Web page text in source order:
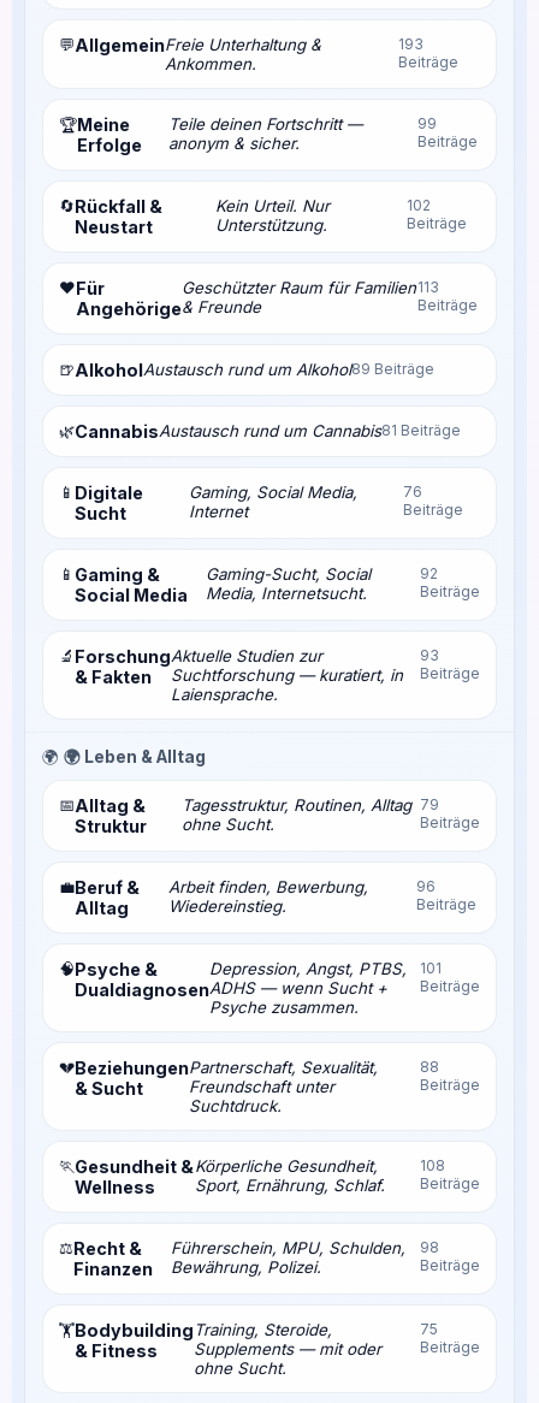
💬AllgemeinFreie Unterhaltung &
Ankommen.
193
Beiträge
🏆Meine
Erfolge
Teile deinen Fortschritt —
anonym & sicher.
99
Beiträge
🔄Rückfall &
Neustart
Kein Urteil. Nur
Unterstützung.
102
Beiträge
❤️Für
Angehörige
Geschützter Raum für Familien
& Freunde
113
Beiträge
🍺AlkoholAustausch rund um Alkohol89 Beiträge
🌿CannabisAustausch rund um Cannabis81 Beiträge
📱 Digitale
Sucht
Gaming, Social Media,
Internet
76
Beiträge
📱 Gaming &
Social Media
Gaming-Sucht, Social
Media, Internetsucht.
92
Beiträge
🔬 Forschung
& Fakten
Aktuelle Studien zur
Suchtforschung — kuratiert, in
Laiensprache.
93
Beiträge
🌍 🌍 Leben & Alltag
📅Alltag &
Struktur
Tagesstruktur, Routinen, Alltag
ohne Sucht.
79
Beiträge
💼Beruf &
Alltag
Arbeit finden, Bewerbung,
Wiedereinstieg.
96
Beiträge
🧠Psyche &
Dualdiagnosen
Depression, Angst, PTBS,
ADHS — wenn Sucht +
Psyche zusammen.
101
Beiträge
💔Beziehungen
& Sucht
Partnerschaft, Sexualität,
Freundschaft unter
Suchtdruck.
88
Beiträge
🏃Gesundheit &
Wellness
Körperliche Gesundheit,
Sport, Ernährung, Schlaf.
108
Beiträge
⚖️Recht &
Finanzen
Führerschein, MPU, Schulden,
Bewährung, Polizei.
98
Beiträge
🏋️Bodybuilding
& Fitness
Training, Steroide,
Supplements — mit oder
ohne Sucht.
75
Beiträge